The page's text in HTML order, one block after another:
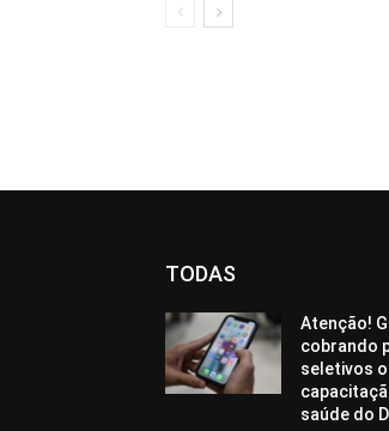
TODAS
Atenção!
cobrando
seletivos
saúde do